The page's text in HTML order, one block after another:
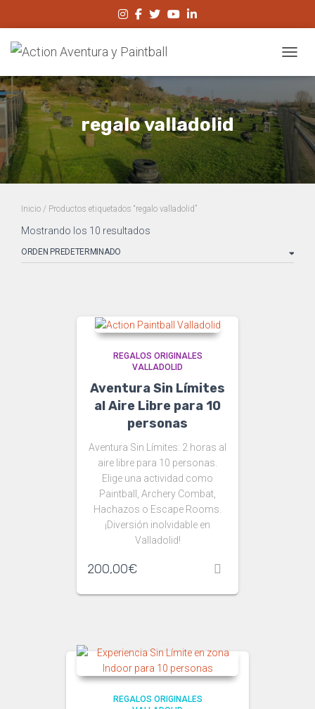
regalo valladolid
Inicio / Productos etiquetados “regalo valladolid”
Mostrando los 10 resultados
REGALOS ORIGINALES
VALLADOLID
Aventura Sin Límites
al Aire Libre para 10
personas
Aventura Sin Límites: 2 horas al
aire libre para 10 personas.
Elige una actividad como
Paintball, Archery Combat,
Hachazos o Escape Rooms.
¡Diversión inolvidable en
Valladolid!
200,00€
REGALOS ORIGINALES